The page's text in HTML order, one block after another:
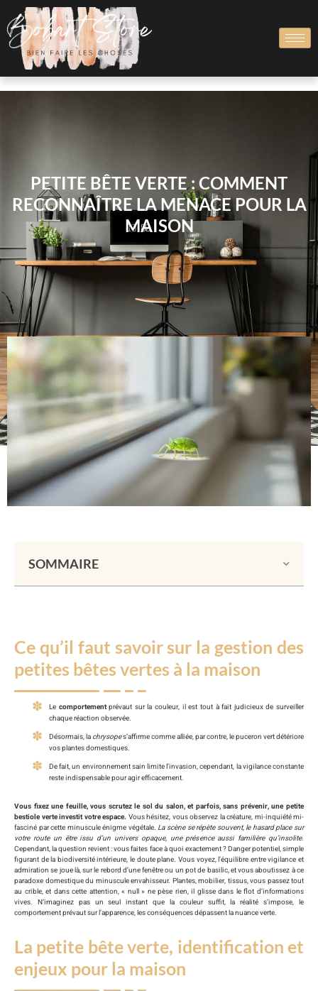
PETITE BÊTE VERTE : COMMENT
RECONNAÎTRE LA MENACE POUR LA
MAISON
SOMMAIRE
Ce qu’il faut savoir sur la gestion des
petites bêtes vertes à la maison
Le comportementprévaut sur la couleur, il est tout à fait judicieux de surveiller
chaque réaction observée.
Désormais, la chrysopes’affirme comme alliée, par contre, le puceron vert détériore
vos plantes domestiques.
De fait, un environnement sain limite l’invasion, cependant, la vigilance constante
reste indispensable pour agir efficacement.
Vous fixez une feuille, vous scrutez le sol du salon, et parfois, sans prévenir, une petite
bestiole verte investit votre espace. Vous hésitez, vous observez la créature, mi-inquiété mi-
fasciné par cette minuscule énigme végétale. La scène se répète souvent, le hasard place sur
votre route un être issu d’un univers opaque, une présence aussi familière qu’insolite.
Cependant, la question revient : vous faites face à quoi exactement ? Danger potentiel, simple
figurant de la biodiversité intérieure, le doute plane. Vous voyez, l’équilibre entre vigilance et
admiration se joue là, sur le rebord d’une fenêtre ou un pot de basilic, et vous aboutissez à ce
paradoxe domestique du minuscule envahisseur. Plantes, mobilier, tissus, vous passez tout
au crible, et dans cette attention, « null » ne pèse rien, il glisse dans le flot d’informations
vives. N’imaginez pas un seul instant que la couleur suffit, la réalité s’impose, le
comportement prévaut sur l’apparence, les conséquences dépassent la nuance verte.
La petite bête verte, identification et
enjeux pour la maison